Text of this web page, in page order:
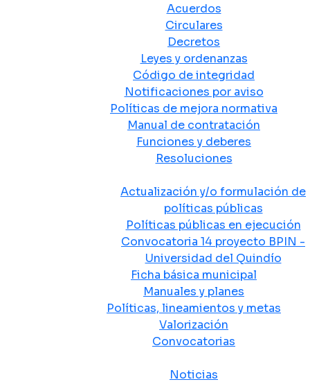
Acuerdos
Circulares
Decretos
Leyes y ordenanzas
Código de integridad
Notificaciones por aviso
Políticas de mejora normativa
Manual de contratación
Funciones y deberes
Resoluciones
Actualización y/o formulación de
políticas públicas
Políticas públicas en ejecución
Convocatoria 14 proyecto BPIN -
Universidad del Quindío
Ficha básica municipal
Manuales y planes
Políticas, lineamientos y metas
Valorización
Convocatorias
Noticias